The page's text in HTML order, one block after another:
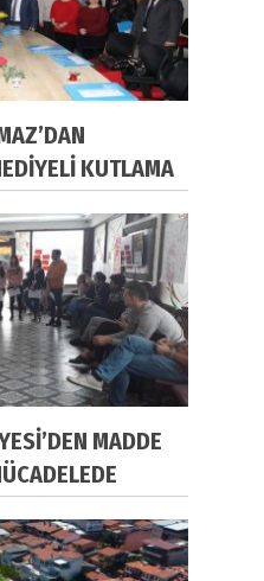
KUTLAMA
MADDE